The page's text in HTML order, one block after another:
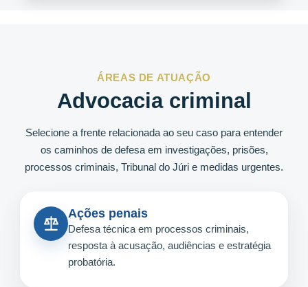
ÁREAS DE ATUAÇÃO
Advocacia criminal
Selecione a frente relacionada ao seu caso para entender
os caminhos de defesa em investigações, prisões,
processos criminais, Tribunal do Júri e medidas urgentes.
Ações penais
Defesa técnica em processos criminais,
resposta à acusação, audiências e estratégia
probatória.